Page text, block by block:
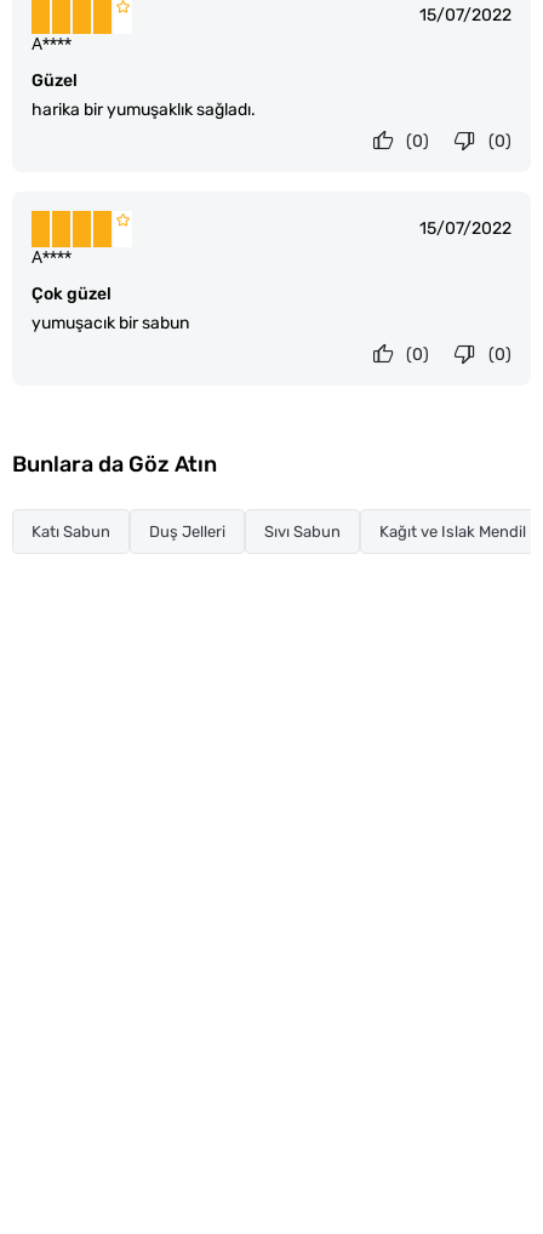
15/07/2022
Güzel
harika bir yumuşaklık sağladı.
A****
(0)
(0)
15/07/2022
Çok güzel
yumuşacık bir sabun
A****
(0)
(0)
Bunlara da Göz Atın
Katı Sabun Duş Jelleri Sıvı Sabun Kağıt ve Islak Mendil